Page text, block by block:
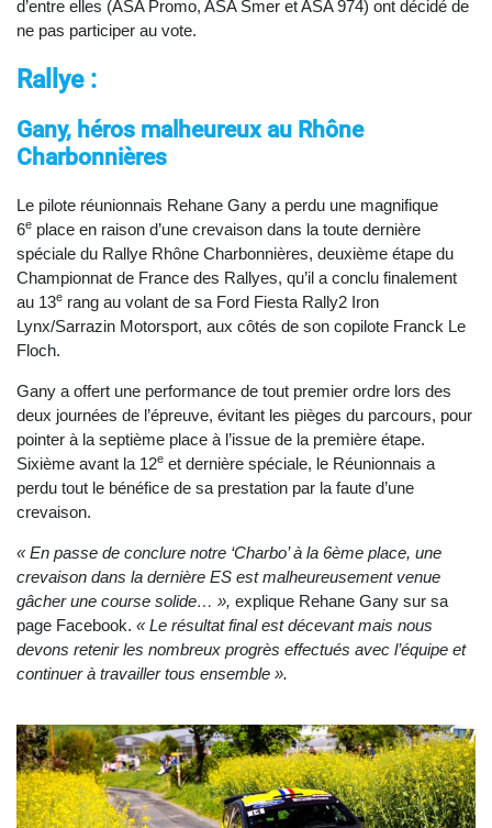
d’entre elles (ASA Promo, ASA Smer et ASA 974) ont décidé de
ne pas participer au vote.
Rallye :
Gany, héros malheureux au Rhône
Charbonnières
Le pilote réunionnais Rehane Gany a perdu une magnifique
6e place en raison d’une crevaison dans la toute dernière
spéciale du Rallye Rhône Charbonnières, deuxième étape du
Championnat de France des Rallyes, qu’il a conclu finalement
au 13e rang au volant de sa Ford Fiesta Rally2 Iron
Lynx/Sarrazin Motorsport, aux côtés de son copilote Franck Le
Floch.
Gany a offert une performance de tout premier ordre lors des
deux journées de l’épreuve, évitant les pièges du parcours, pour
pointer à la septième place à l’issue de la première étape.
Sixième avant la 12e et dernière spéciale, le Réunionnais a
perdu tout le bénéfice de sa prestation par la faute d’une
crevaison.
« En passe de conclure notre ‘Charbo’ à la 6ème place, une
crevaison dans la dernière ES est malheureusement venue
gâcher une course solide… », explique Rehane Gany sur sa
page Facebook. « Le résultat final est décevant mais nous
devons retenir les nombreux progrès effectués avec l’équipe et
continuer à travailler tous ensemble ».